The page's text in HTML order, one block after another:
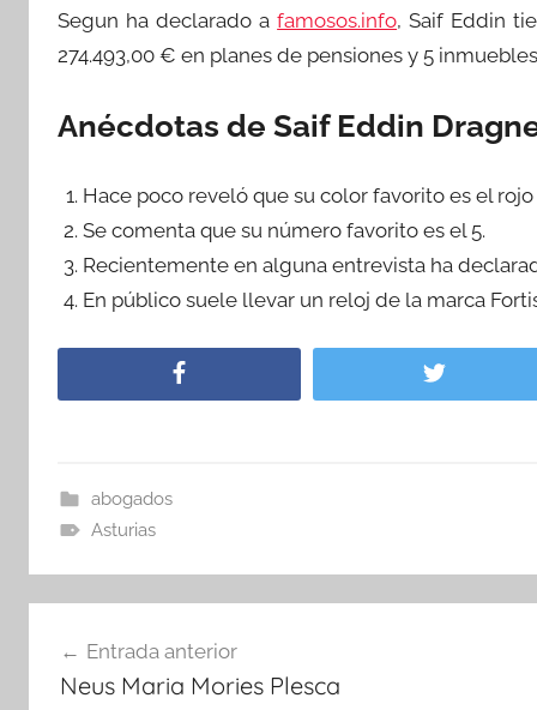
Segun ha declarado afamosos.info, Saif Eddin
274.493,00 € en planes de pensiones y 5
Anécdotas de Saif Eddin
Hace poco reveló que su color favorito es el rojo
Se comenta que su número favorito es el 5.
Recientemente en alguna entrevista ha
En público suele llevar un reloj de la marca
abogados
Asturias
de
Entrada anterior
Neus Maria Mories Plesca